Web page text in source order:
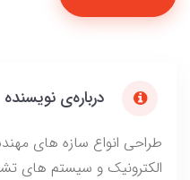
درباره‌ی نویسنده
طراحی انواع سازه های
الکترونیک و سیستم های